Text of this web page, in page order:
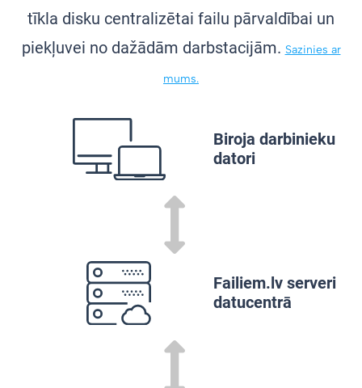
tīkla disku centralizētai failu pārvaldībai un
piekļuvei no dažādām darbstacijām. Sazinies ar
mums.
Biroja darbinieku
datori
Failiem.lv serveri
datucentrā